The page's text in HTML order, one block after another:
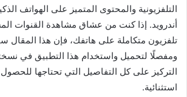
التلفزيونية والمحتوى المتميز على الهواتف
أندرويد. إذا كنت من عشاق مشاهدة القنوات
تلفزيون متكاملة على هاتفك، فإن هذا المقال
ومفصلًا لتحميل واستخدام هذا التطبيق في
التركيز على كل التفاصيل التي تحتاجها
استثنائية.